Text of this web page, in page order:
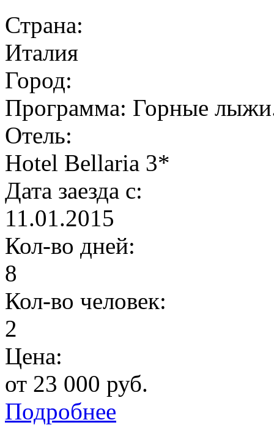
Страна:
Италия
Город:
Программа: Горные
Отель:
Hotel Bellaria 3*
Дата заезда с:
11.01.2015
Кол-во дней:
8
Кол-во человек:
2
Цена:
от 23 000 руб.
Подробнее